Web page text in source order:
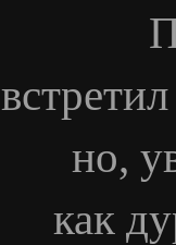
но,
как